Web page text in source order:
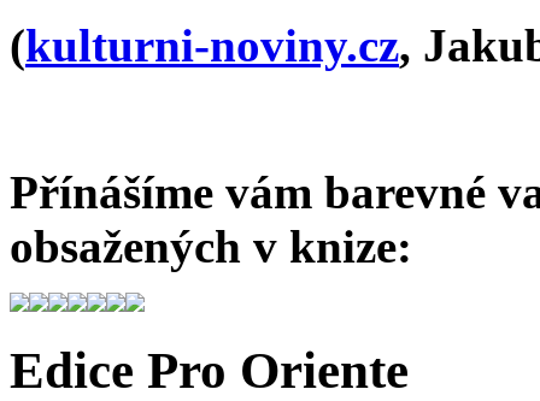
(kulturni-noviny.cz,
Přínášíme vám barevné
obsažených v knize:
Edice Pro Oriente